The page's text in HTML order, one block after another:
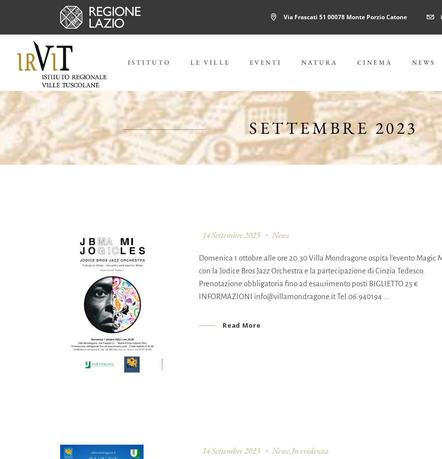
Via Frascati 51 00078 Monte Porzio Catone
ISTITUTO LE VILLE EVENTI NATURA CINEMA NEWS
SETTEMBRE 2023
14 Settembre 2023 News
Domenica 1 ottobre alle ore 20.30 Villa Mondragone ospita l'evento Magic
con la Jodice Bros Jazz Orchestra e la partecipazione di Cinzia Tedesco.
Prenotazione obbligatoria fino ad esaurimento posti BIGLIETTO 25 €
INFORMAZIONI info@villamondragone.it Tel.06.940194
Read More
14 Settembre 2023 News, In evidenza